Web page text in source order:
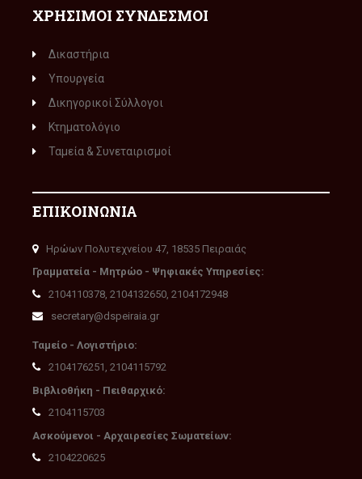
ΧΡΗΣΙΜΟΙ ΣΥΝΔΕΣΜΟΙ
Δικαστήρια
Υπουργεία
Δικηγορικοί Σύλλογοι
Κτηματολόγιο
Ταμεία & Συνεταιρισμοί
ΕΠΙΚΟΙΝΩΝΙΑ
Ηρώων Πολυτεχνείου 47, 18535 Πειραιάς
Γραμματεία - Μητρώο - Ψηφιακές Υπηρεσίες:
2104110378, 2104132650, 2104172948
secretary@dspeiraia.gr
Ταμείο - Λογιστήριο:
2104176251, 2104115792
Βιβλιοθήκη - Πειθαρχικό:
2104115703
Ασκούμενοι - Αρχαιρεσίες Σωματείων:
2104220625